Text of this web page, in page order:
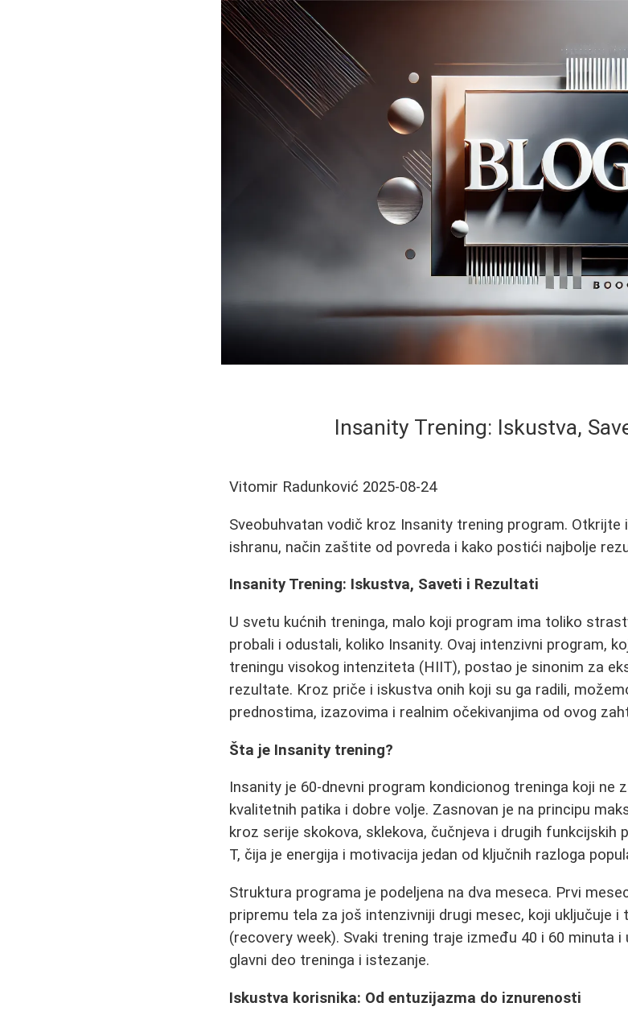
Insanity Trening: Iskustva,
Vitomir Radunković 2025-08-24
Sveobuhvatan vodič kroz Insanity trening program.
ishranu, način zaštite od povreda i kako postići najbolje
Insanity Trening: Iskustva, Saveti i Rezultati
U svetu kućnih treninga, malo koji program ima toliko
probali i odustali, koliko Insanity. Ovaj intenzivni program,
treningu visokog intenziteta (HIIT), postao je sinonim za
rezultate. Kroz priče i iskustva onih koji su ga radili,
prednostima, izazovima i realnim očekivanjima od ovog
Šta je Insanity trening?
Insanity je 60-dnevni program kondicionog treninga koji ne
kvalitetnih patika i dobre volje. Zasnovan je na principu
kroz serije skokova, sklekova, čučnjeva i drugih funkcijskih
T, čija je energija i motivacija jedan od ključnih razloga
Struktura programa je podeljena na dva meseca. Prvi
pripremu tela za još intenzivniji drugi mesec, koji uključuje i
(recovery week). Svaki trening traje između 40 i 60 minuta i
glavni deo treninga i istezanje.
Iskustva korisnika: Od entuzijazma do iznurenosti